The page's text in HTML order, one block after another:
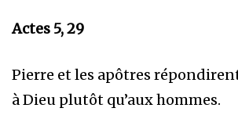
Actes 5, 29
Pierre et les apôtres
à Dieu plutôt qu’aux hommes.